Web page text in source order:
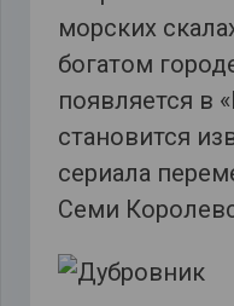
морских
богатом
появляется в
становится
сериала
Семи